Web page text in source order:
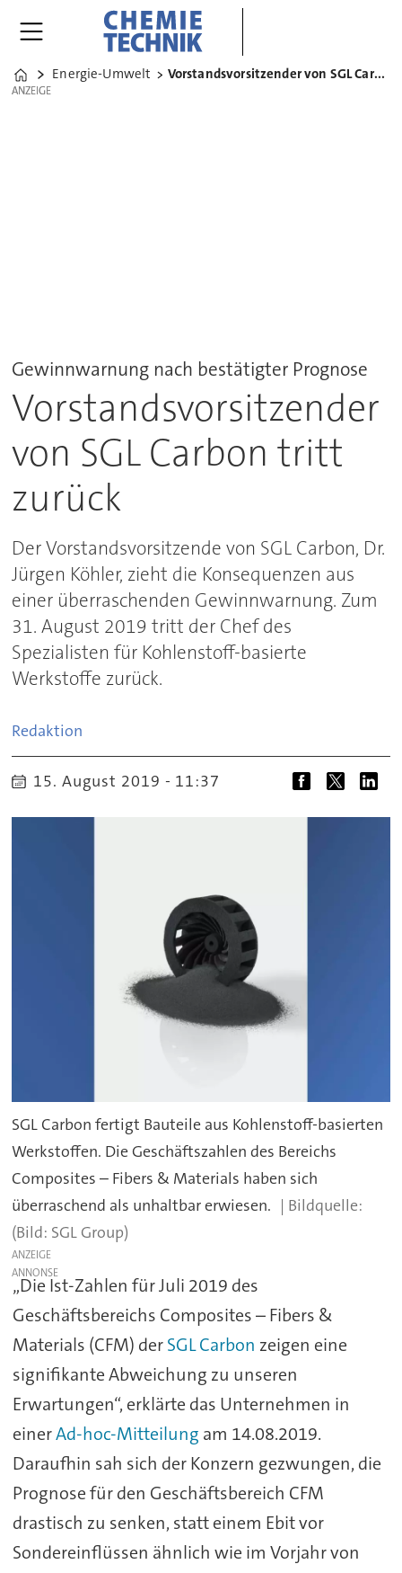
Home
Energie-Umwelt Vorstandsvorsitzender von SGL Carbon tritt zurück
ANZEIGE
ANZEIGE
Gewinnwarnung nach bestätigter Prognose
Vorstandsvorsitzender
von SGL Carbon tritt
zurück
Der Vorstandsvorsitzende von SGL Carbon, Dr.
Jürgen Köhler, zieht die Konsequenzen aus
einer überraschenden Gewinnwarnung. Zum
31. August 2019 tritt der Chef des
Spezialisten für Kohlenstoff-basierte
Werkstoffe zurück.
Redaktion
15. August 2019 - 11:37
SGL Carbon fertigt Bauteile aus Kohlenstoff-basierten
Werkstoffen. Die Geschäftszahlen des Bereichs
Composites – Fibers & Materials haben sich
überraschend als unhaltbar erwiesen.
(Bild: SGL Group)
ANZEIGE
„Die Ist-Zahlen für Juli 2019 des
Geschäftsbereichs Composites – Fibers &
Materials (CFM) derSGL Carbon zeigen eine
signifikante Abweichung zu unseren
Erwartungen“, erklärte das Unternehmen in
einerAd-hoc-Mitteilung am 14.08.2019.
Daraufhin sah sich der Konzern gezwungen, die
Prognose für den Geschäftsbereich CFM
drastisch zu senken, statt einem Ebit vor
Sondereinflüssen ähnlich wie im Vorjahr von